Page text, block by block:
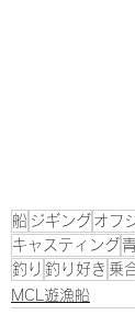
船 ジギング オフ
キャスティング
釣り 釣り好き 乗
MCL遊漁船